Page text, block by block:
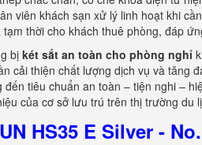
viên khách sạn xử lý linh hoạt khi
thời cho khách thuê phòng, đáp
bị két sắt an toàn cho phòng nghỉ
cải thiện chất lượng dịch vụ và tăng
tiêu chuẩn an toàn – tiện nghi –
của cơ sở lưu trú trên thị trường du
HS35 E Silver -